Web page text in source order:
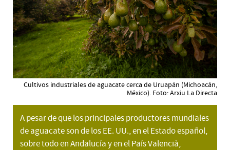
Cultivos industriales de aguacate cerca de Uruapán (Michoacán,
México). Foto: Arxiu La Directa
A pesar de que los principales productores mundiales
de aguacate son de los EE. UU., en el Estado español,
sobre todo en Andalucía y en el País Valencià,